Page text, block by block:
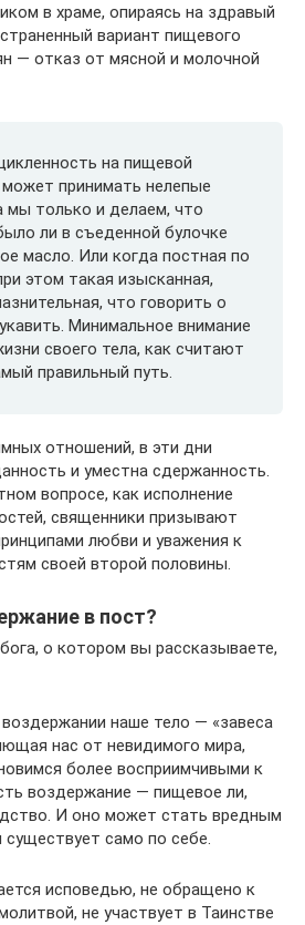
в храме, опираясь на здравый
вариант пищевого
— отказ от мясной и молочной
на пищевой
принимать нелепые
только и делаем, что
ли в съеденной булочке
масло. Или когда постная по
этом такая изысканная,
что говорить о
Минимальное внимание
своего тела, как считают
правильный путь.
отношений, в эти дни
и уместна сдержанность.
вопросе, как исполнение
священники призывают
любви и уважения к
своей второй половины.
в пост?
о котором вы рассказываете,
наше тело — «завеса
нас от невидимого мира,
более восприимчивыми к
воздержание — пищевое ли,
И оно может стать вредным
само по себе.
исповедью, не обращено к
не участвует в Таинстве